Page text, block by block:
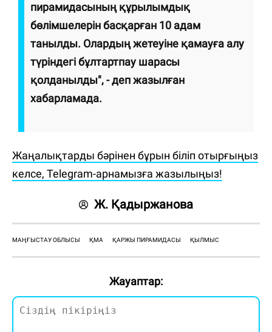
пирамидасының құрылымдық
бөлімшелерін басқарған 10 адам
танылды. Олардың жетеуіне қамауға алу
түріндегі бұлтартпау шарасы
қолданылды", - деп жазылған
хабарламада.
Жаңалықтарды бәрінен бұрын біліп отырғыңыз
келсе, Telegram-арнамызға жазылыңыз!
Ж. Қадыржанова
МАҢҒЫСТАУ ОБЛЫСЫ ҚМА ҚАРЖЫ ПИРАМИДАСЫ ҚЫЛМЫС
Жауаптар: